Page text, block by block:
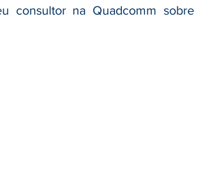
consultor na Quadcomm